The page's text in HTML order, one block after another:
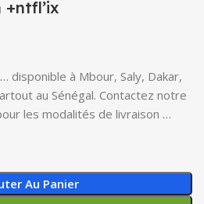
disponible à Mbour, Saly, Dakar,
au Sénégal. Contactez notre
les modalités de livraison …
Au Panier